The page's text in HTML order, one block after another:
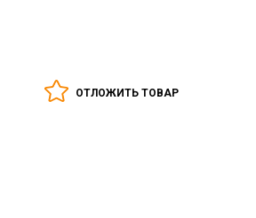
ОТЛОЖИТЬ ТОВАР